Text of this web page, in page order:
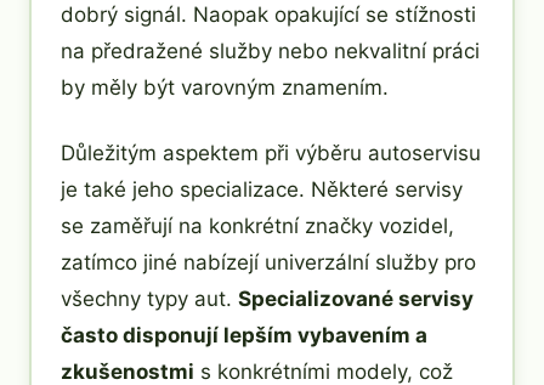
dobrý signál. Naopak opakující se stížnosti
na předražené služby nebo nekvalitní práci
by měly být varovným znamením.
Důležitým aspektem při výběru autoservisu
je také jeho specializace. Některé servisy
se zaměřují na konkrétní značky vozidel,
zatímco jiné nabízejí univerzální služby pro
všechny typy aut. Specializované servisy
často disponují lepším vybavením a
zkušenostmi s konkrétními modely, což